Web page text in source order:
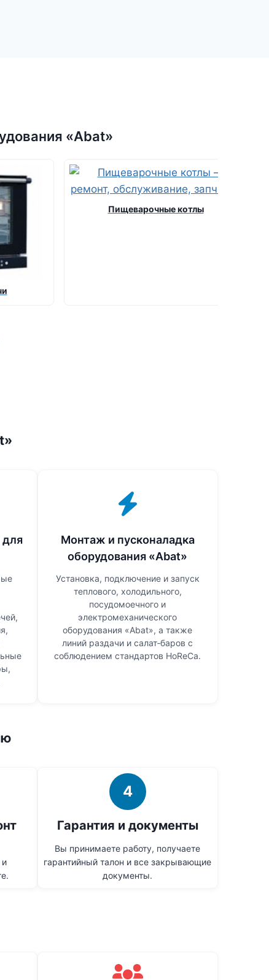
«Abat»
Пищеварочные котлы
для
Монтаж и пусконаладка
оборудования «Abat»
Установка, подключение и запуск
теплового, холодильного,
посудомоечного и
электромеханического
оборудования «Abat», а также
линий раздачи и салат‑баров с
соблюдением стандартов HoReCa.
и
4
Гарантия и документы
Вы принимаете работу, получаете
гарантийный талон и все закрывающие
документы.